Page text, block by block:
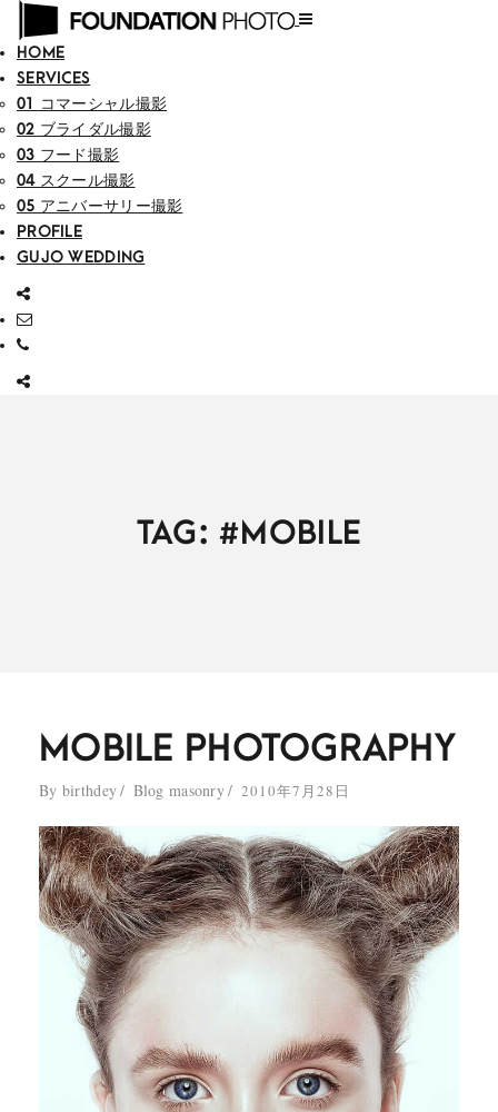
HOME
SERVICES
01 コマーシャル撮影
02 ブライダル撮影
03 フード撮影
04 スクール撮影
05 アニバーサリー撮影
PROFILE
GUJO WEDDING
TAG: #MOBILE
MOBILE PHOTOGRAPHY
By birthdey Blog masonry 2010年7月28日